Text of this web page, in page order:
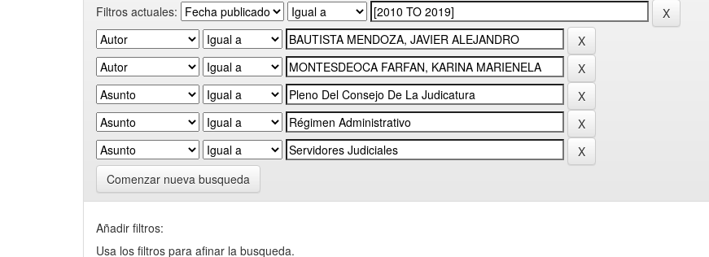
Filtros actuales:
Comenzar nueva busqueda
Añadir filtros:
Usa los filtros para afinar la busqueda.